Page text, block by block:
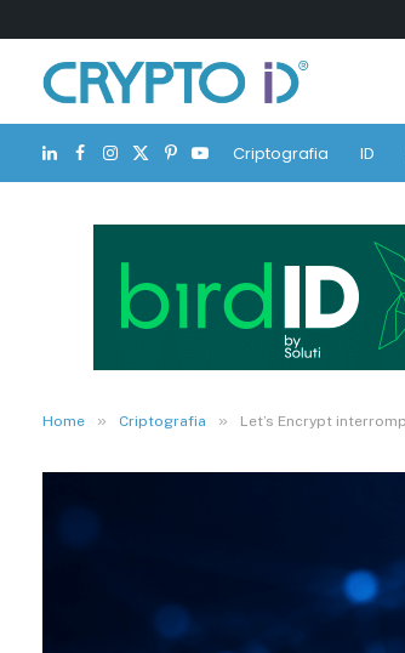
LinkedIn
Facebook
Instagram
X
(Twitter)
Pinterest
YouTubeCriptografia ID
Home » Criptografia » Let’s Encrypt